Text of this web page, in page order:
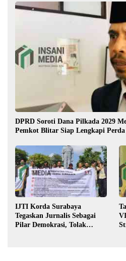
DPRD Soroti Dana Pilkada 2029
Pemkot Blitar Siap Lengkapi Perda
IJTI Korda Surabaya
Tegaskan Jurnalis Sebagai
Pilar Demokrasi, Tolak